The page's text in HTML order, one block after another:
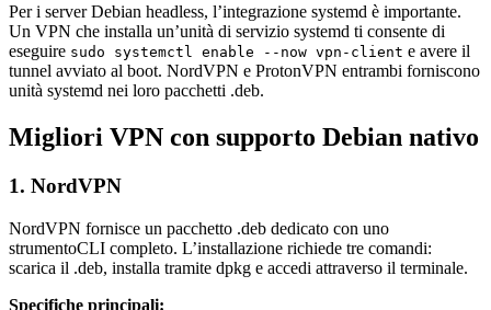
Per i server Debian headless, l’integrazione systemd è importante.
Un VPN che installa un’unità di servizio systemd ti consente di
eseguire sudo systemctl enable --now vpn-client e avere il
tunnel avviato al boot. NordVPN e ProtonVPN entrambi forniscono
unità systemd nei loro pacchetti .deb.
Migliori VPN con supporto Debian nativo
1. NordVPN
NordVPN fornisce un pacchetto .deb dedicato con uno
strumentoCLI completo. L’installazione richiede tre comandi:
scarica il .deb, installa tramite dpkg e accedi attraverso il terminale.
Specifiche principali: